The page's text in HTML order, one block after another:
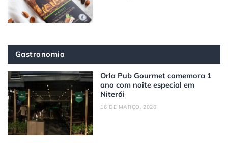
Gastronomia
Orla Pub Gourmet comemora 1
ano com noite especial em
Niterói
16 DE MARÇO, 2026